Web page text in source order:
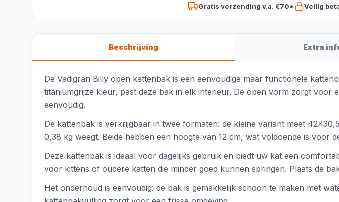
Gratis verzending v.a. €70* Veilig
Beschrijving Extra
De Vadigran Billy open kattenbak is een eenvoudige maar functionele
titaniumgrijze kleur, past deze bak in elk interieur. De open vorm zorgt voor
eenvoudig.
De kattenbak is verkrijgbaar in twee formaten: de kleine variant meet
0,38 kg weegt. Beide hebben een hoogte van 12 cm, wat voldoende is voor
Deze kattenbak is ideaal voor dagelijks gebruik en biedt uw kat een
voor kittens of oudere katten die minder goed kunnen springen. Plaats de
Het onderhoud is eenvoudig: de bak is gemakkelijk schoon te maken met